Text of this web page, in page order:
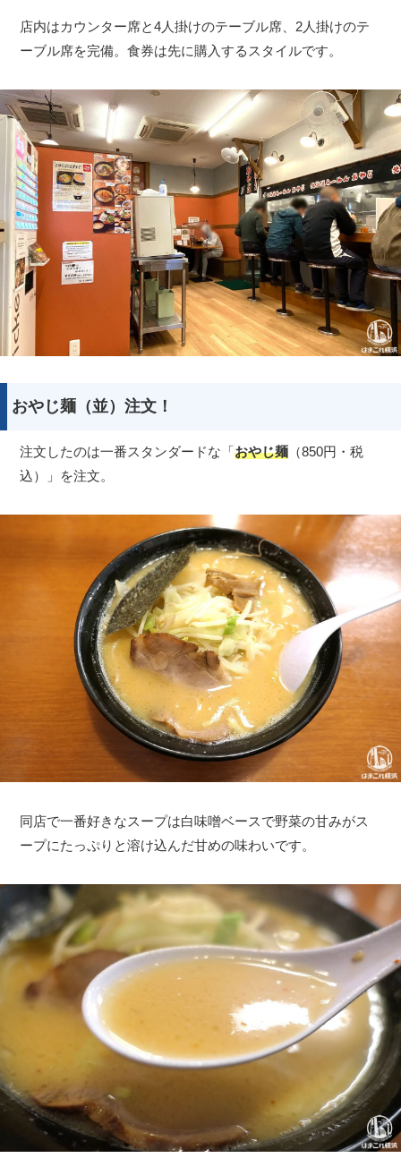
店内はカウンター席と4人掛けのテーブル席、2人掛けのテ
ーブル席を完備。食券は先に購入するスタイルです。
おやじ麺（並）注文！
注文したのは一番スタンダードな「おやじ麺 （850円・税
込）」を注文。
同店で一番好きなスープは白味噌ベースで野菜の甘みがス
ープにたっぷりと溶け込んだ甘めの味わいです。